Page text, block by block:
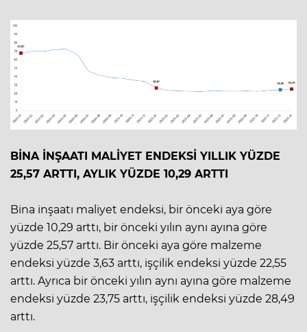
BİNA İNŞAATI MALİYET ENDEKSİ YILLIK YÜZDE
25,57 ARTTI, AYLIK YÜZDE 10,29 ARTTI
Bina inşaatı maliyet endeksi, bir önceki aya göre
yüzde 10,29 arttı, bir önceki yılın aynı ayına göre
yüzde 25,57 arttı. Bir önceki aya göre malzeme
endeksi yüzde 3,63 arttı, işçilik endeksi yüzde 22,55
arttı. Ayrıca bir önceki yılın aynı ayına göre malzeme
endeksi yüzde 23,75 arttı, işçilik endeksi yüzde 28,49
arttı.